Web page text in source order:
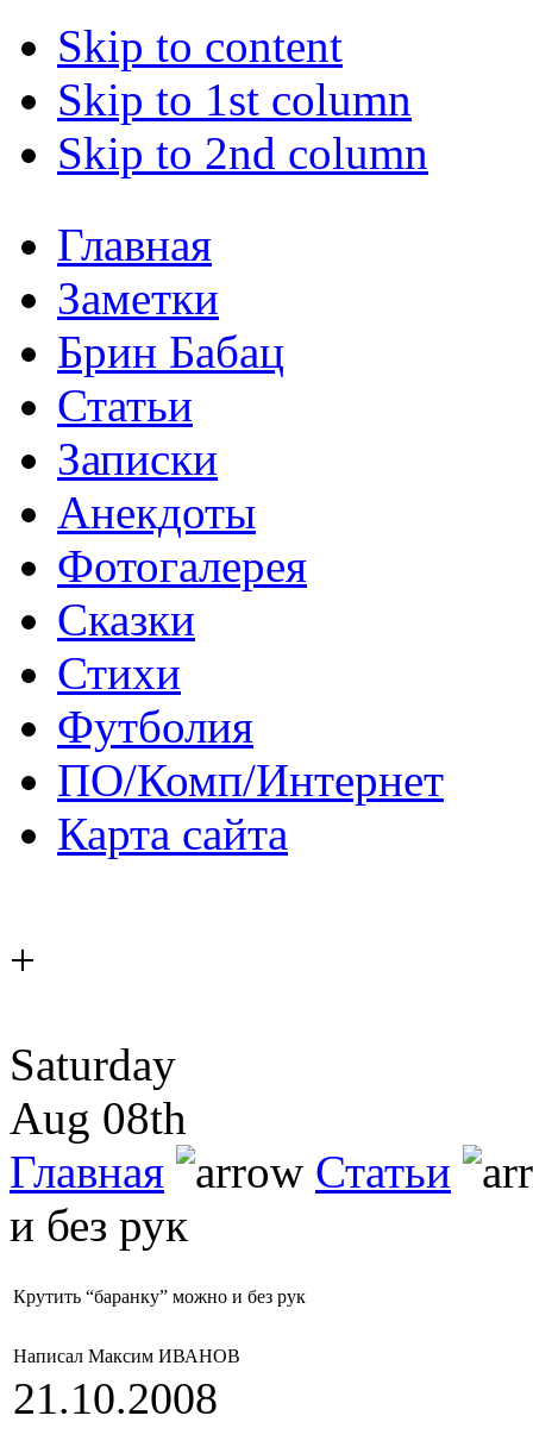
Skip to content
Skip to 1st column
Skip to 2nd column
Главная
Заметки
Брин Бабац
Статьи
Записки
Анекдоты
Фотогалерея
Сказки
Стихи
Футболия
ПО/Комп/Интернет
Карта сайта
+
Saturday
Aug 08th
Главная
Статьи
и без рук
Крутить “баранку” можно и без рук
Написал Максим ИВАНОВ
21.10.2008